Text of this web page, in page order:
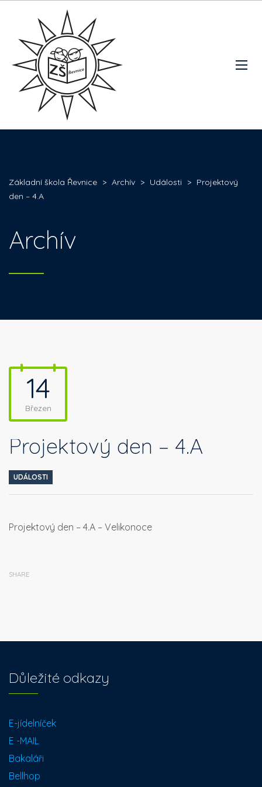
Základní škola Řevnice > Archív > Události > Projektový
den – 4.A
Archív
14
Březen
Projektový den – 4.A
UDÁLOSTI
Projektový den – 4.A – Velikonoce
SHARE
Důležité odkazy
E-jídelníček
E -MAIL
Bakaláři
Bellhop